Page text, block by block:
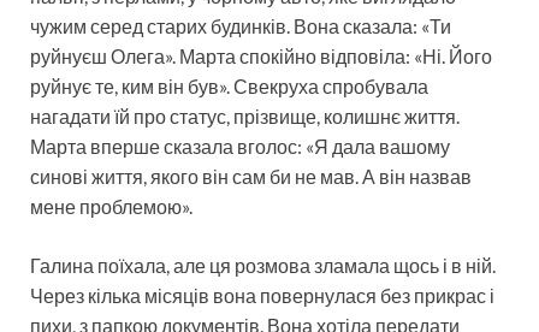
чужим серед старих будинків. Вона сказала: «Ти
руйнуєш Олега». Марта спокійно відповіла: «Ні. Його
руйнує те, ким він був». Свекруха спробувала
нагадати їй про статус, прізвище, колишнє життя.
Марта вперше сказала вголос: «Я дала вашому
синові життя, якого він сам би не мав. А він назвав
мене проблемою».
Галина поїхала, але ця розмова зламала щось і в ній.
Через кілька місяців вона повернулася без прикрас і
пихи, з папкою документів. Вона хотіла передати